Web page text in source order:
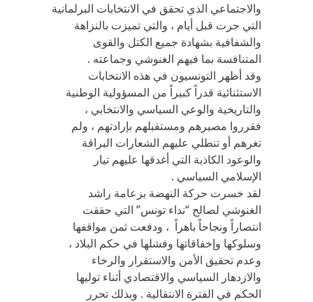
والاجتماعي الذي تحقق في الانتخابات البرلمانية
التي جرت قبل أيام ، والتي تميزت بالنزاهة
والشفافية بشهادة جميع الكتل والقوى
المتنافسة بما فيهم الغنوشي وجماعته .
وقد أظهر التونسيون في هذه الانتخابات
الاستثنائية قدراً كبيراً من المسؤولية الوطنية
والتاريخية والوعي السياسي والانتخابي ،
فقرروا مصيرهم ومستقبلهم بإرادتهم ، ولم
تغرهم أو تنطلي عليهم الشعارات البراقة
والوعود الكاذبة التي أغدقها عليهم تيار
الإسلامي السياسي .
لقد خسرت حركة النهضة بزعامة راشد
الغنوشي لصالح “نداء تونس” التي حققت
انتصاراً ونجاحاً باهراً ، ودفعت ثمن مواقفها
وسلوكها وإخفاقاتها وفشلها في حكم البلاد ،
وعدم تحقيق الأمن والاستقرار والرخاء
والازدهار السياسي والاقتصادي أثناء توليها
الحكم في الفترة الانتقالية . وبذلك تحرر